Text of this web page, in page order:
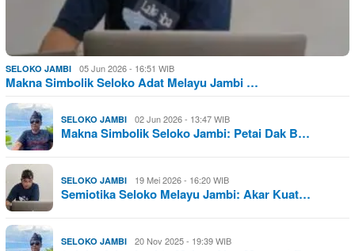
SELOKO JAMBI 05 Jun 2026 - 16:51 WIB
Makna Simbolik Seloko Adat Melayu Jambi …
SELOKO JAMBI 02 Jun 2026 - 13:47 WIB
Makna Simbolik Seloko Jambi: Petai Dak B…
SELOKO JAMBI 19 Mei 2026 - 16:20 WIB
Semiotika Seloko Melayu Jambi: Akar Kuat…
SELOKO JAMBI 20 Nov 2025 - 19:39 WIB